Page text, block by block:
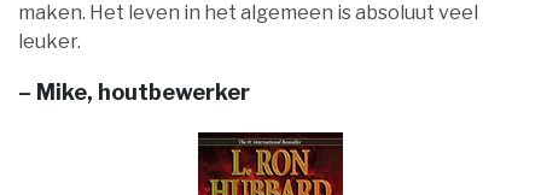
maken. Het leven in het algemeen is absoluut veel
leuker.
– Mike, houtbewerker